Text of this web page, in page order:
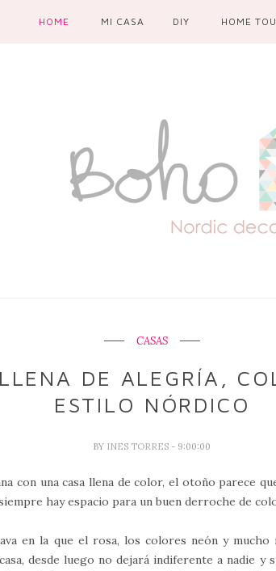
HOME MI CASA DIY HOME
CASAS
DE ALEGRÍA,
ESTILO NÓRDICO
BY INES TORRES - 9:00:00
con una casa llena de color, el otoño parece
hay espacio para un buen derroche de
en la que el rosa, los colores neón y
desde luego no dejará indiferente a nadie y